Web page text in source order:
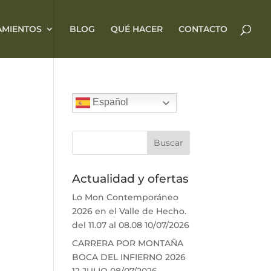
BLOG QUÉ HACER CONTACTO
Español
Actualidad y ofertas
Lo Mon Contemporáneo
2026 en el Valle de Hecho.
del 11.07 al 08.08 10/07/2026
CARRERA POR MONTAÑA
BOCA DEL INFIERNO 2026